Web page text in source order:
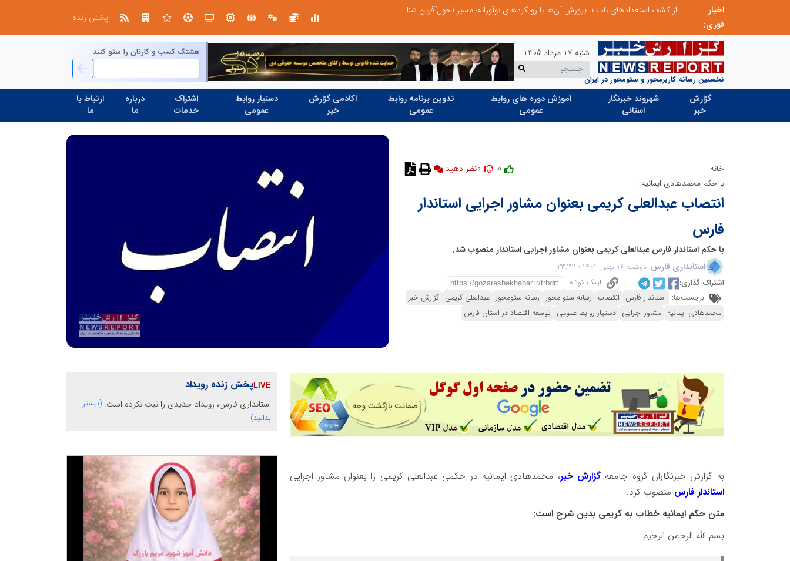
اخبار
فوری:
از کشف استعدادهای ناب تا پرورش آن‌ها با رویکردهای نوآورانه؛ مسیر تحول‌آفرین شنای ایران در سطح جهانی
پخش زنده
نخستین رسانه کاربرمحور و سئومحور در ایران
شنبه 17 مرداد 1405 هشتگ کسب و کارتان را سئو کنید
گزارش
خبر
شهروند خبرنگار
استانی
آموزش دوره های روابط
عمومی
تدوین برنامه روابط
عمومی
آکادمی گزارش
خبر
دستیار روابط
عمومی
اشتراک
خدمات
درباره
ما
ارتباط با
ما
خانه
نظر دهید
با حکم محمدهادی ایمانیه:
انتصاب عبدالعلی کریمی بعنوان مشاور اجرایی استاندار
فارس
با حکم استاندار فارس عبدالعلی کریمی بعنوان مشاور اجرایی استاندار منصوب شد.
استانداری فارس دوشنبه 16 بهمن 1402 - 23:32
اشتراک گذاری:
لینک کوتاه
برچسب‌ها: استاندار فارس انتصاب رسانه سئو محور رسانه سئومحور عبدالعلی کریمی گزارش خبر
محمدهادی ایمانیه مشاور اجرایی دستیار روابط عمومی توسعه اقتصاد در استان فارس
به گزارش خبرنگاران گروه جامعه گزارش خبر، محمدهادی ایمانیه در حکمی عبدالعلی کریمی را بعنوان مشاور اجرایی
استاندار فارس منصوب کرد.
متن حکم ایمانیه خطاب به کریمی بدین شرح است:
بسم الله الرحمن الرحیم
پخش زنده رویداد
استانداری فارس، رویداد جدیدی را ثبت نکرده است. (بیشتر
بدانید)